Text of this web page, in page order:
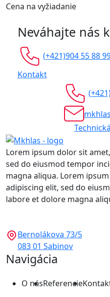
Cena na vyžiadanie
Neváhajte nás
(+421)904 55 88
Kontakt
Lorem ipsum dolor sit
sed do eiusmod tempor
magna aliqua. Lorem
adipiscing elit, sed do
labore et dolore magna
Bernolákova 73/5
083 01 Sabinov
Navigácia
O násReferencie